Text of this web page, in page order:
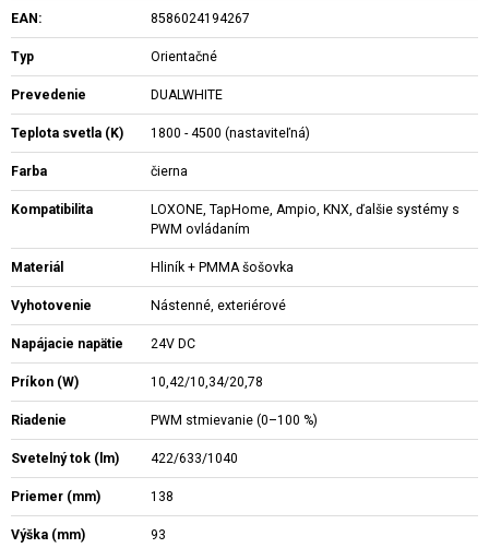
EAN: 8586024194267
Typ Orientačné
Prevedenie DUALWHITE
Teplota svetla (K) 1800 - 4500 (nastaviteľná)
Farba čierna
Kompatibilita
LOXONE, TapHome, Ampio, KNX, ďalšie systémy s
PWM ovládaním
Materiál Hliník + PMMA šošovka
Vyhotovenie Nástenné, exteriérové
Napájacie napätie 24V DC
Príkon (W) 10,42/10,34/20,78
Riadenie PWM stmievanie (0–100 %)
Svetelný tok (lm) 422/633/1040
Priemer (mm) 138
Výška (mm) 93